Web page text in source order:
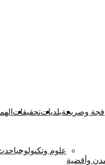
فجة وصريحةبلدياتتحقيقات
وأقضية
علوم وتكنولوجيا